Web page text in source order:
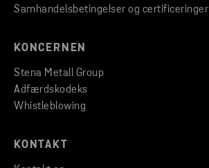
Samhandelsbetingelser og certificeringer
KONCERNEN
Stena Metall Group
Adfærdskodeks
Whistleblowing
KONTAKT